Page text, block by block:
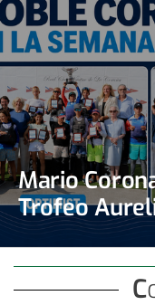
Mario
Trofeo